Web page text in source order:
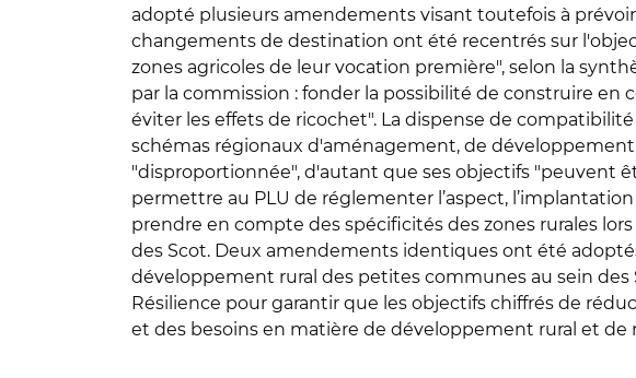
adopté plusieurs amendements visant toutefois à
changements de destination ont été recentrés sur
zones agricoles de leur vocation première", selon la
par la commission : fonder la possibilité de construire
éviter les effets de ricochet". La dispense de
schémas régionaux d'aménagement, de
"disproportionnée", d'autant que ses objectifs "peuvent
permettre au PLU de réglementer l’aspect,
prendre en compte des spécificités des zones rurales
des Scot. Deux amendements identiques ont été
développement rural des petites communes au sein
Résilience pour garantir que les objectifs chiffrés de
et des besoins en matière de développement rural et de